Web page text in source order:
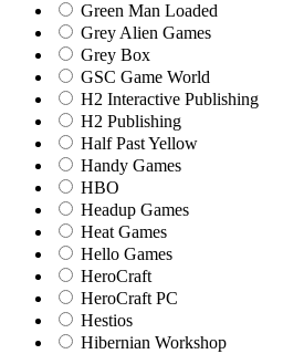
Green Man Loaded
Grey Alien Games
Grey Box
GSC Game World
H2 Interactive Publishing
H2 Publishing
Half Past Yellow
Handy Games
HBO
Headup Games
Heat Games
Hello Games
HeroCraft
HeroCraft PC
Hestios
Hibernian Workshop